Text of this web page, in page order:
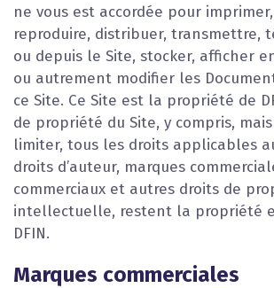
ne vous est accordée pour
reproduire, distribuer, transmettre,
ou depuis le Site, stocker, afficher
ou autrement modifier les
ce Site. Ce Site est la propriété de
de propriété du Site, y compris, mais
limiter, tous les droits applicables
droits d’auteur, marques
commerciaux et autres droits de
intellectuelle, restent la propriété
DFIN.
Marques commerciales